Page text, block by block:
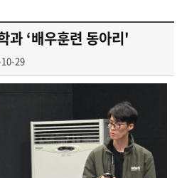
과 ‘배우훈련 동아리'
29